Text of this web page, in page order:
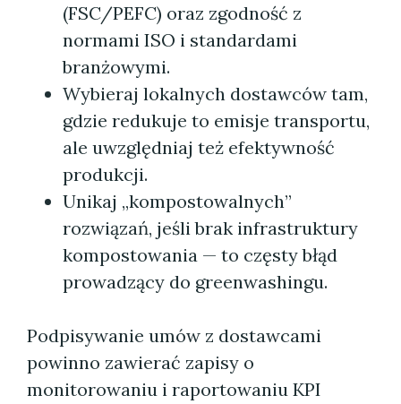
(FSC/PEFC) oraz zgodność z
normami ISO i standardami
branżowymi.
Wybieraj lokalnych dostawców tam,
gdzie redukuje to emisje transportu,
ale uwzględniaj też efektywność
produkcji.
Unikaj „kompostowalnych”
rozwiązań, jeśli brak infrastruktury
kompostowania — to częsty błąd
prowadzący do greenwashingu.
Podpisywanie umów z dostawcami
powinno zawierać zapisy o
monitorowaniu i raportowaniu KPI